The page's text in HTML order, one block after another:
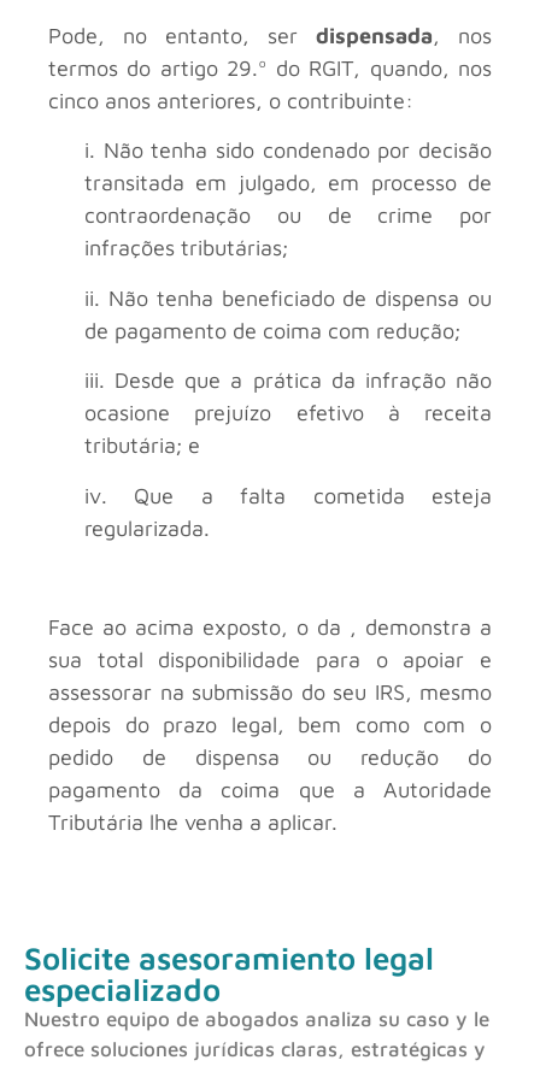
Pode, no entanto, ser dispensada, nos
termos do artigo 29.º do RGIT, quando, nos
cinco anos anteriores, o contribuinte:
i. Não tenha sido condenado por decisão
transitada em julgado, em processo de
contraordenação ou de crime por
infrações tributárias;
ii. Não tenha beneficiado de dispensa ou
de pagamento de coima com redução;
iii. Desde que a prática da infração não
ocasione prejuízo efetivo à receita
tributária; e
iv. Que a falta cometida esteja
regularizada.
Face ao acima exposto, o da , demonstra a
sua total disponibilidade para o apoiar e
assessorar na submissão do seu IRS, mesmo
depois do prazo legal, bem como com o
pedido de dispensa ou redução do
pagamento da coima que a Autoridade
Tributária lhe venha a aplicar.
Solicite asesoramiento legal
especializado
Nuestro equipo de abogados analiza su caso y le
ofrece soluciones jurídicas claras, estratégicas y